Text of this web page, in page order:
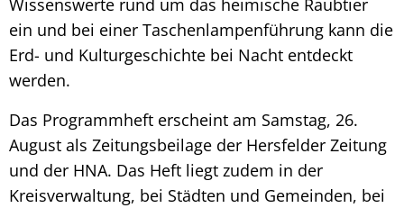
ein und bei einer Taschenlampenführung kann die
Erd- und Kulturgeschichte bei Nacht entdeckt
werden.
Das Programmheft erscheint am Samstag, 26.
August als Zeitungsbeilage der Hersfelder Zeitung
und der HNA. Das Heft liegt zudem in der
Kreisverwaltung, bei Städten und Gemeinden, bei